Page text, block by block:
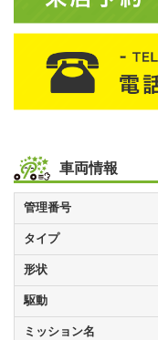
車両情報
管理番号
タイプ
形状
駆動
ミッション名